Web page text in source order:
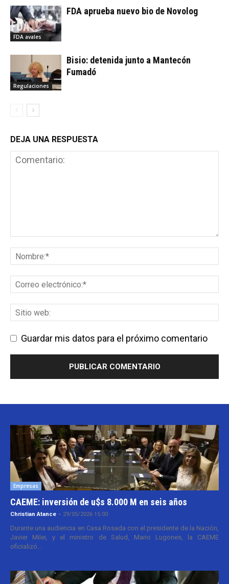
FDA avales
FDA aprueba nuevo bio de Novolog
Regulaciones
Bisio: detenida junto a Mantecón
Fumadó
DEJA UNA RESPUESTA
Guardar mis datos para el próximo comentario
Empresas
CAEME: inversión de u$s 8.000 M en seis años
Christian Atance - 29/05/2026 15:00
Durante una audiencia en Casa Rosada con el presidente de la Nación,
Javier Milei, y el ministro de Salud, Mario Lugones, la CAEME
oficializó...